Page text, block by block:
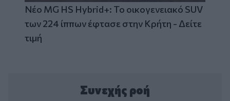
Νέο MG HS Hybrid+: Το οικογενειακό SUV
των 224 ίππων έφτασε στην Κρήτη - Δείτε
τιμή
Συνεχής ροή